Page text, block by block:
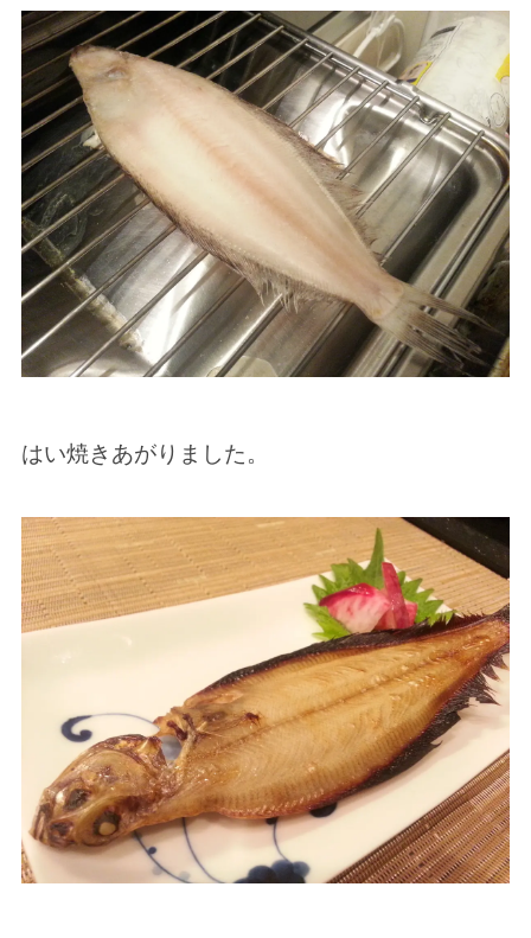
はい焼きあがりました。